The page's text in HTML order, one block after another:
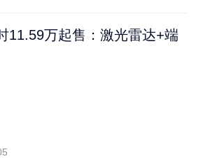
11.59万起售：激光雷达+端